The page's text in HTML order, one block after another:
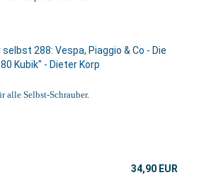
288: Vespa, Piaggio & Co - Die
Kubik" - Dieter Korp
alle Selbst-Schrauber.
34,90 EUR